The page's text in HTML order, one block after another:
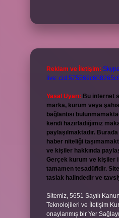
Reklam ve İletişim:
Yasal Uyarı: Bu internet
marka, kurum veya
bağlantısı
kendi hazırladığımız
paylaşılmaktadır.
haber niteliği
ve kişiler hakkında
Gerçek kurum ve kişiler
tamamen tesadüfidir.
taslak halindedir ve
Sitemiz, 5651 Sayılı
Teknolojileri ve İletişim
onaylanmış bir Yer